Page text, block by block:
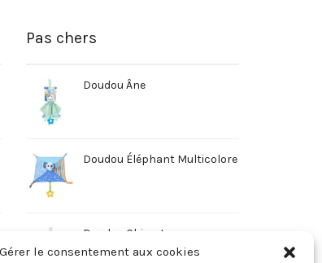
Gérer le consentement aux cookies
Pas chers
Doudou Âne
Doudou Éléphant Multicolore
Doudou Chien Jaune